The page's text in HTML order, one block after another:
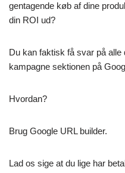
gentagende køb af dine
din ROI ud?
Du kan faktisk få svar på
kampagne sektionen på
Hvordan?
Brug Google URL builder.
Lad os sige at du lige har